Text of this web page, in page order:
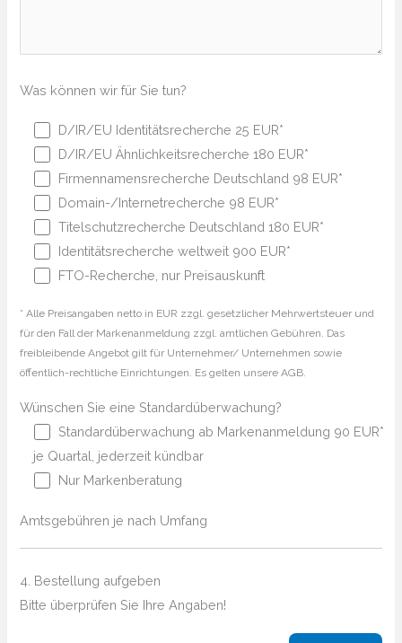
Was können wir für Sie tun?
D/IR/EU Identitätsrecherche 25 EUR*
D/IR/EU Ähnlichkeitsrecherche 180 EUR*
Firmennamensrecherche Deutschland 98 EUR*
Domain-/Internetrecherche 98 EUR*
Titelschutzrecherche Deutschland 180 EUR*
Identitätsrecherche weltweit 900 EUR*
FTO-Recherche, nur Preisauskunft
* Alle Preisangaben netto in EUR zzgl. gesetzlicher Mehrwertsteuer und
für den Fall der Markenanmeldung zzgl. amtlichen Gebühren. Das
freibleibende Angebot gilt für Unternehmer/ Unternehmen sowie
öffentlich-rechtliche Einrichtungen. Es gelten unsere AGB.
Wünschen Sie eine Standardüberwachung?
Standardüberwachung ab Markenanmeldung 90 EUR*
je Quartal, jederzeit kündbar
Nur Markenberatung
Amtsgebühren je nach Umfang
4. Bestellung aufgeben
Bitte überprüfen Sie Ihre Angaben!